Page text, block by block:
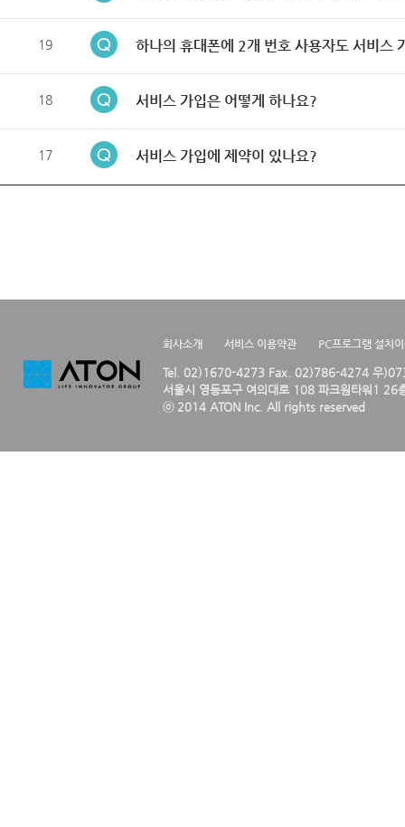
19 하나의 휴대폰에 2개 번호 사용자도 서비스
18 서비스 가입은 어떻게 하나요?
17 서비스 가입에 제약이 있나요?
회사소개 서비스 이용약관 PC프로그램 설치
Tel. 02)1670-4273 Fax. 02)786-4274 우
서울시 영등포구 여의대로 108 파크원타워1 26
ⓒ 2014 ATON Inc. All rights reserved